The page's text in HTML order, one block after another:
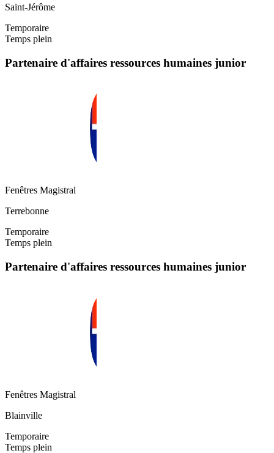
Saint-Jérôme
Temporaire
Temps plein
Partenaire d'affaires ressources humaines junior
Fenêtres Magistral
Terrebonne
Temporaire
Temps plein
Partenaire d'affaires ressources humaines junior
Fenêtres Magistral
Blainville
Temporaire
Temps plein